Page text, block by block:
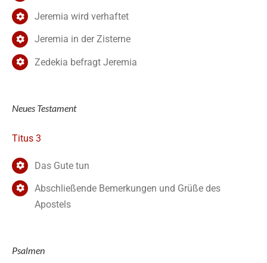
Jeremia wird verhaftet
Jeremia in der Zisterne
Zedekia befragt Jeremia
Neues Testament
Titus 3
Das Gute tun
Abschließende Bemerkungen und Grüße des
Apostels
Psalmen